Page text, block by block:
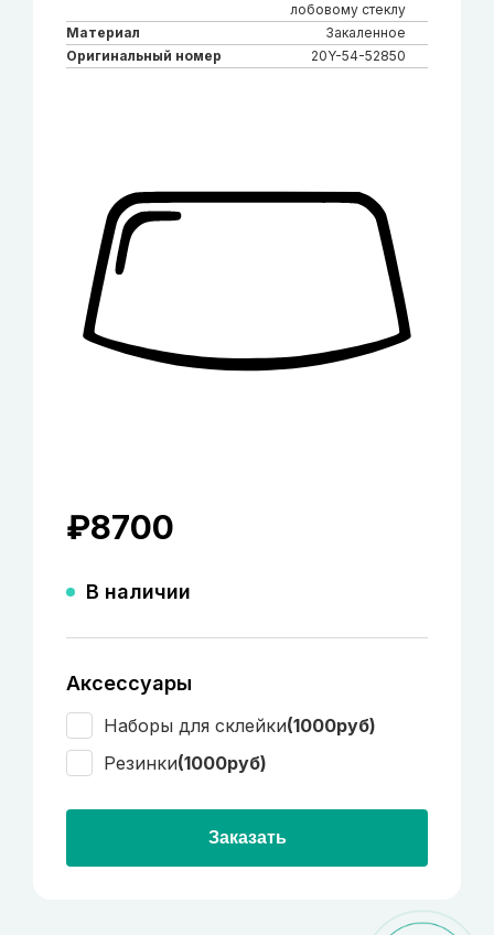
лобовому стеклу
Материал
Закаленное
Оригинальный номер
20Y-54-52850
₽8700
В наличии
Аксессуары
Наборы для склейки(1000руб)
Резинки(1000руб)
Заказать